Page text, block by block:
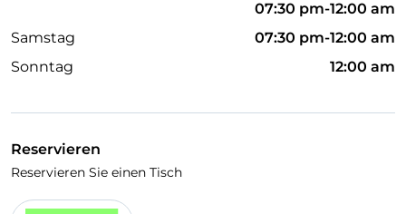
WLAN
07:30 pm-12:00 am
Samstag
07:30 pm-12:00 am
Sonntag
12:00 am
Reservieren
Reservieren Sie einen Tisch